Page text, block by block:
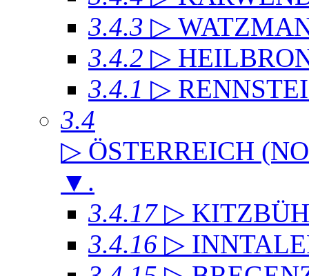
3.4.3 ▷
3.4.2 ▷
3.4.1 ▷
3.4
▷ ÖSTERREICH
▼ .
3.4.17 ▷
3.4.16 ▷